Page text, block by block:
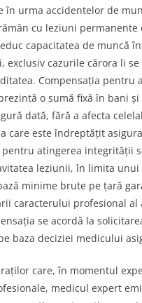
în urma accidentelor de
cu leziuni permanente
capacitatea de muncă
exclusiv cazurile cărora li
Compensaţia pentru
o sumă fixă în bani şi
dată, fără a afecta
care este îndreptăţit
atingerea integrităţii
leziunii, în limita unui
minime brute pe ţară
caracterului profesional al
se acordă la
baza deciziei medicului
care, în momentul
medicul expert